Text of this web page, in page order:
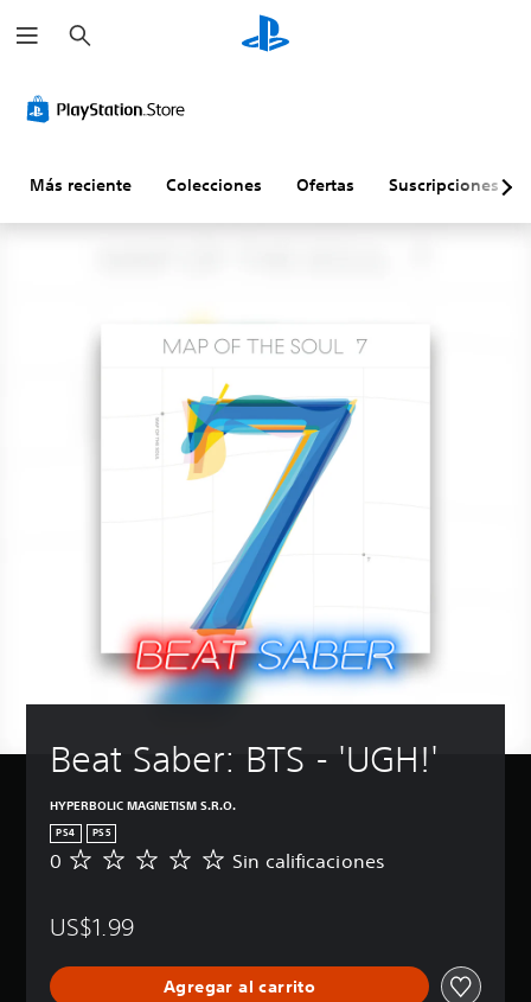
u
s
r
Más reciente Colecciones Ofertas Suscripciones
Beat Saber: BTS - 'UGH!'
HYPERBOLIC MAGNETISM S.R.O.
PS4 PS5
S
c
i
0 Sin calificaciones
US$1.99
Agregar al carrito